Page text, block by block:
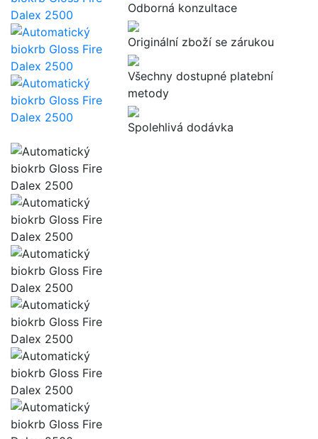
Odborná konzultace
Originální zboží se zárukou
Všechny dostupné platební
metody
Spolehlivá dodávka